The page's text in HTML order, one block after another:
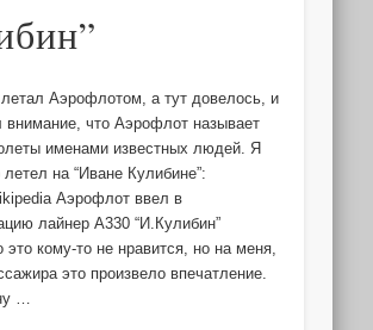
Аэрофлотом, а тут довелось, и
внимание, что Аэрофлот называет
именами известных людей. Я
на “Иване Кулибине”:
Аэрофлот ввел в
лайнер А330 “И.Кулибин”
кому-то не нравится, но на меня,
это произвело впечатление.
…